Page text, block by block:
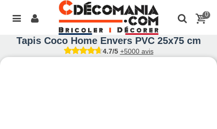
0
Tapis Coco Home Envers PVC 25x75 cm
4.7/5 +5000 avis